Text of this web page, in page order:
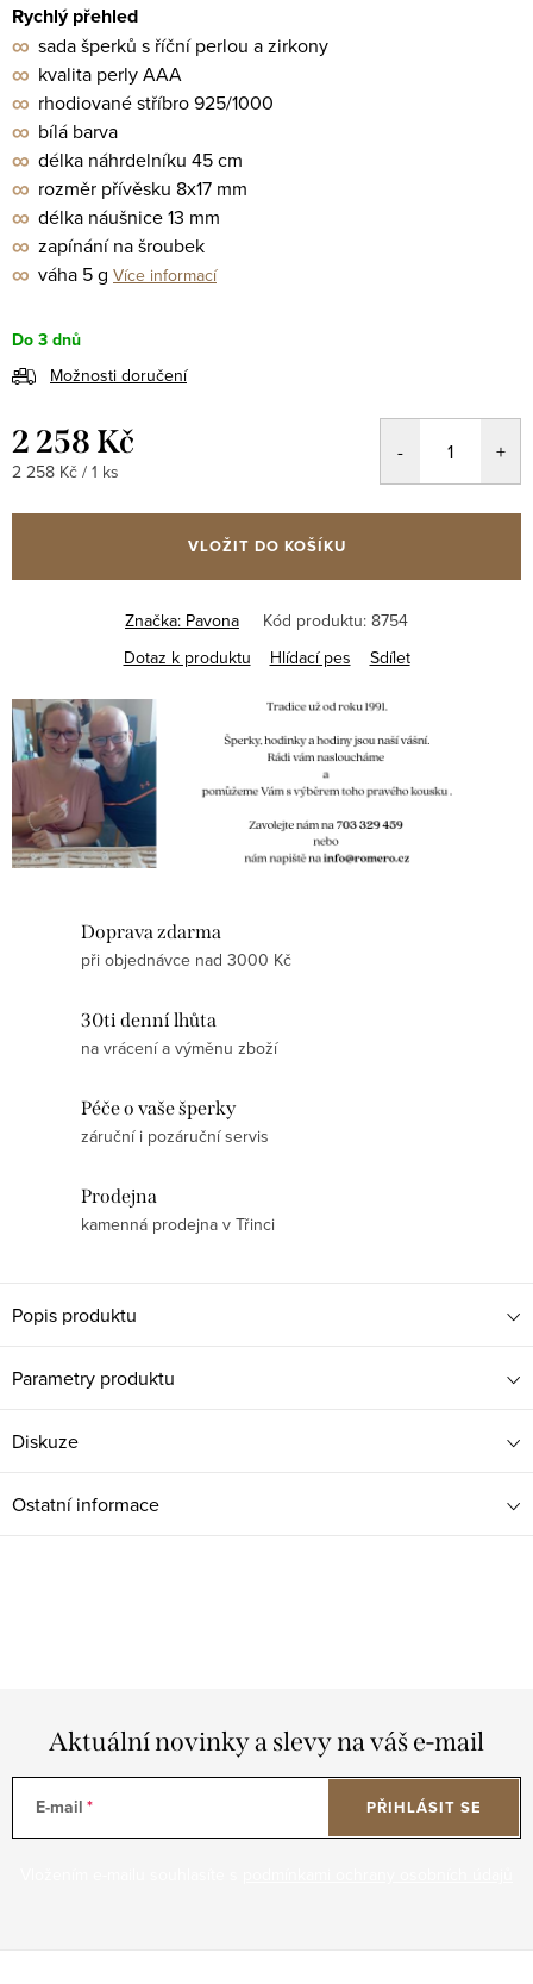
Rychlý přehled
∞ sada šperků s říční perlou a zirkony
∞ kvalita perly AAA
∞ rhodiované stříbro 925/1000
∞ bílá barva
∞ délka náhrdelníku 45 cm
∞ rozměr přívěsku 8x17 mm
∞ délka náušnice 13 mm
∞ zapínání na šroubek
∞ váha 5 g Více informací
Do 3 dnů
Možnosti doručení
2 258 Kč
Měrná
2 258 Kč / 1 ks
VLOŽIT DO KOŠÍKU
Značka: Pavona Kód produktu: 8754
Dotaz k produktu
Hlídací pes Sdílet
Doprava zdarma
při objednávce nad 3000 Kč
30ti denní lhůta
na vrácení a výměnu zboží
Péče o vaše šperky
záruční i pozáruční servis
Prodejna
kamenná prodejna v Třinci
Popis produktu
Parametry produktu
Diskuze
Ostatní informace
Aktuální novinky a slevy na váš e-mail
E-mail PŘIHLÁSIT SE